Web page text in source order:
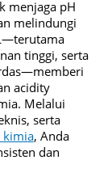
menjaga pH
melindungi
tinggi, serta
acidity
Melalui
serta
kimia, Anda
dan